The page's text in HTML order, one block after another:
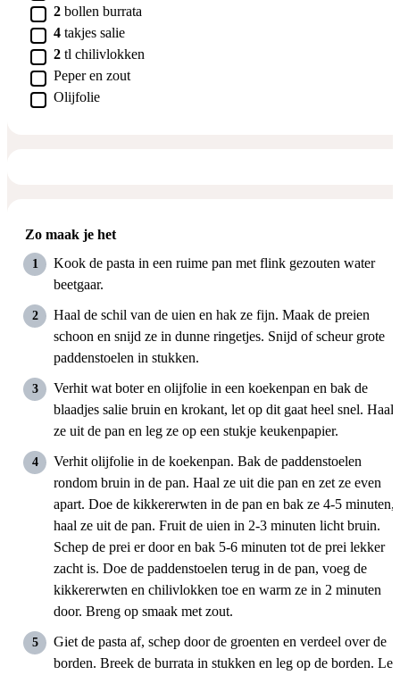
▢
2 bollen burrata
▢
4 takjes salie
▢
2 tl chilivlokken
▢
Peper en zout
▢
Olijfolie
Zo maak je het
Kook de pasta in een ruime pan met flink gezouten water
beetgaar.
Haal de schil van de uien en hak ze fijn. Maak de preien
schoon en snijd ze in dunne ringetjes. Snijd of scheur grote
paddenstoelen in stukken.
Verhit wat boter en olijfolie in een koekenpan en bak de
blaadjes salie bruin en krokant, let op dit gaat heel snel. Haal
ze uit de pan en leg ze op een stukje keukenpapier.
Verhit olijfolie in de koekenpan. Bak de paddenstoelen
rondom bruin in de pan. Haal ze uit die pan en zet ze even
apart. Doe de kikkererwten in de pan en bak ze 4-5 minuten,
haal ze uit de pan. Fruit de uien in 2-3 minuten licht bruin.
Schep de prei er door en bak 5-6 minuten tot de prei lekker
zacht is. Doe de paddenstoelen terug in de pan, voeg de
kikkererwten en chilivlokken toe en warm ze in 2 minuten
door. Breng op smaak met zout.
Giet de pasta af, schep door de groenten en verdeel over de
borden. Breek de burrata in stukken en leg op de borden. Leg